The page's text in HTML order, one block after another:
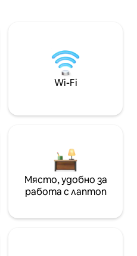
Wi-Fi
Място, удобно за
работа с лаптоп